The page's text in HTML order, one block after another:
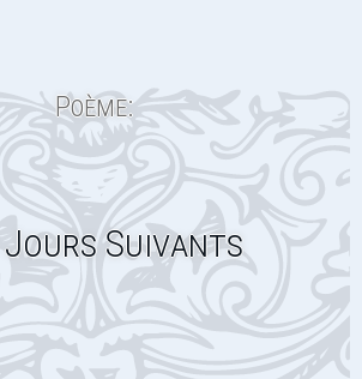
Poème:
Jours Suivants